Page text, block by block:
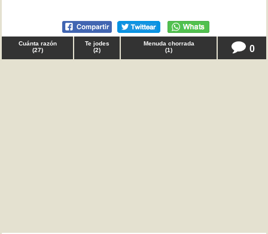
Cuánta razón
(27)
Te jodes
(2)
Menuda chorrada
(1) 0